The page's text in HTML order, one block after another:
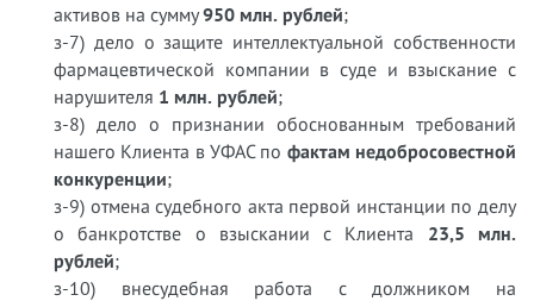
активов на сумму950 млн. рублей;
з-7) дело о защите интеллектуальной собственности
фармацевтической компании в суде и взыскание с
нарушителя 1 млн. рублей;
з-8) дело о признании обоснованным требований
нашего Клиента в УФАС по фактам недобросовестной
конкуренции;
з-9) отмена судебного акта первой инстанции по делу
о банкротстве о взыскании с Клиента 23,5 млн.
рублей;
з-10) внесудебная работа с должником на